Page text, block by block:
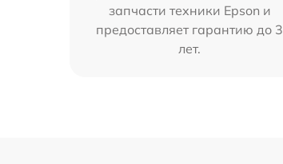
запчасти техники Epson и
предоставляет гарантию до 3
лет.